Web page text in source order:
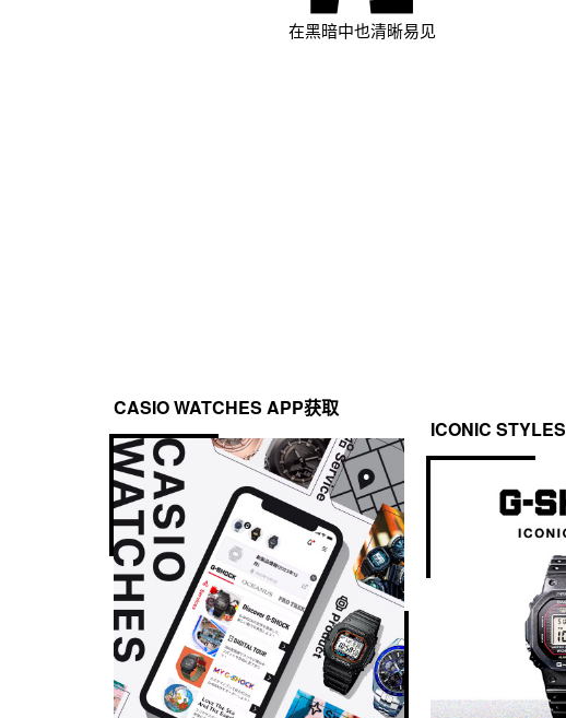
在黑暗中也清晰易见
CASIO WATCHES APP获取
ICONIC STYLES